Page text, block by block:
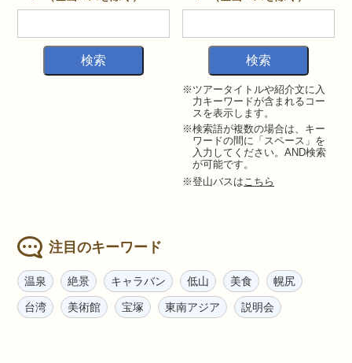
※ツアータイトルや紹介文に入
力キーワードが含まれるコー
スを表示します。
※検索語が複数の場合は、キー
ワードの間に「スペース」を
入力してください。AND検索
が可能です。
※登山バスは こちら
注目のキーワード
温泉 絶景 キャラバン 低山 美食 幌尻
台湾 美術館 宝塚 東南アジア 説明会